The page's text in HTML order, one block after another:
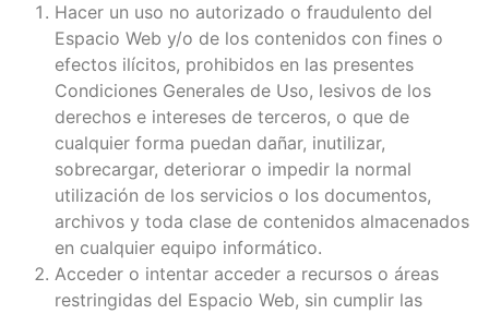
Hacer un uso no autorizado o fraudulento del
Espacio Web y/o de los contenidos con fines o
efectos ilícitos, prohibidos en las presentes
Condiciones Generales de Uso, lesivos de los
derechos e intereses de terceros, o que de
cualquier forma puedan dañar, inutilizar,
sobrecargar, deteriorar o impedir la normal
utilización de los servicios o los documentos,
archivos y toda clase de contenidos almacenados
en cualquier equipo informático.
Acceder o intentar acceder a recursos o áreas
restringidas del Espacio Web, sin cumplir las